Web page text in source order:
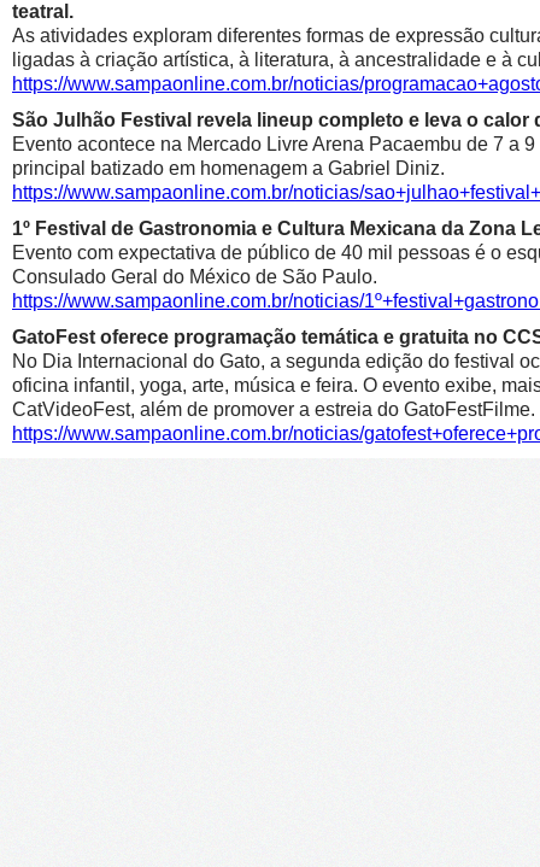
teatral.
As atividades exploram diferentes formas de expressão
ligadas à criação artística, à literatura, à ancestralidade e à
https://www.sampaonline.com.br/noticias/
São Julhão Festival revela lineup completo e leva o calor
Evento acontece na Mercado Livre Arena Pacaembu de 7 a
principal batizado em homenagem a Gabriel Diniz.
https://www.sampaonline.com.br/noticias/
1º Festival de Gastronomia e Cultura Mexicana da Zona
Evento com expectativa de público de 40 mil pessoas é o
Consulado Geral do México de São Paulo.
https://www.sampaonline.com.br/noticias/
GatoFest oferece programação temática e gratuita no
No Dia Internacional do Gato, a segunda edição do festival
oficina infantil, yoga, arte, música e feira. O evento exibe,
CatVideoFest, além de promover a estreia do GatoFestFilme.
https://www.sampaonline.com.br/noticias/